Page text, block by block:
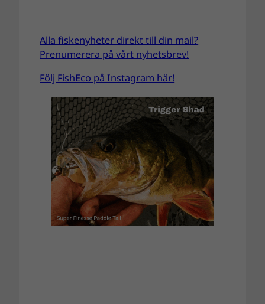
Alla fiskenyheter direkt till din mail?
Prenumerera på vårt nyhetsbrev!
Följ FishEco på Instagram här!